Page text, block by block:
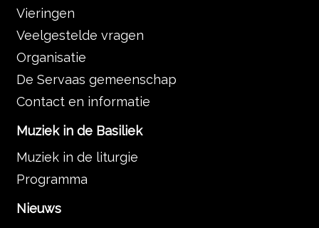
Vieringen
Veelgestelde vragen
Organisatie
De Servaas gemeenschap
Contact en informatie
Muziek in de Basiliek
Muziek in de liturgie
Programma
Nieuws